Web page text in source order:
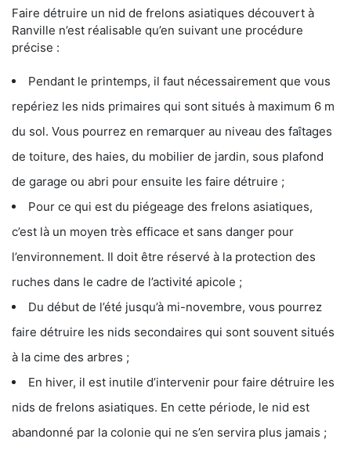
Faire détruire un nid de frelons asiatiques découvert à
Ranville n’est réalisable qu’en suivant une procédure
précise :
Pendant le printemps, il faut nécessairement que vous
repériez les nids primaires qui sont situés à maximum 6 m
du sol. Vous pourrez en remarquer au niveau des faîtages
de toiture, des haies, du mobilier de jardin, sous plafond
de garage ou abri pour ensuite les faire détruire ;
Pour ce qui est du piégeage des frelons asiatiques,
c’est là un moyen très efficace et sans danger pour
l’environnement. Il doit être réservé à la protection des
ruches dans le cadre de l’activité apicole ;
Du début de l’été jusqu’à mi-novembre, vous pourrez
faire détruire les nids secondaires qui sont souvent situés
à la cime des arbres ;
En hiver, il est inutile d’intervenir pour faire détruire les
nids de frelons asiatiques. En cette période, le nid est
abandonné par la colonie qui ne s’en servira plus jamais ;